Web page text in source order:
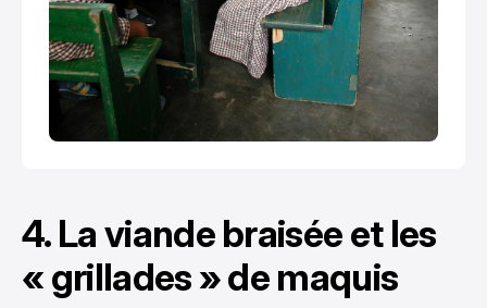
4. La viande braisée et les
« grillades » de maquis